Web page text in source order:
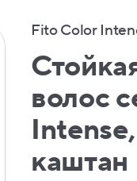
Fito Color
волос
каштан